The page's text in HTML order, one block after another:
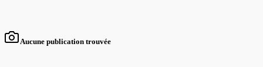
Aucune publication trouvée